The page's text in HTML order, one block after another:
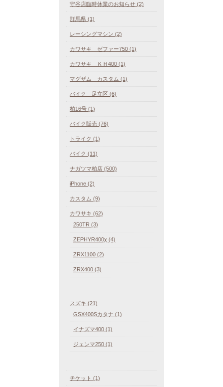
守谷店臨時休業のお知らせ (2)
群馬県 (1)
レーシングマシン (2)
カワサキ ゼファー750 (1)
カワサキ ＫＨ400 (1)
マグザム カスタム (1)
バイク 足立区 (6)
柏16号 (1)
バイク販売 (76)
トライク (1)
バイク (11)
ナガツマ柏店 (500)
iPhone (2)
カスタム (9)
カワサキ (62)
250TR (3)
ZEPHYR400χ (4)
ZRX1100 (2)
ZRX400 (3)
スズキ (21)
GSX400Sカタナ (1)
イナズマ400 (1)
ジェンマ250 (1)
チケット (1)